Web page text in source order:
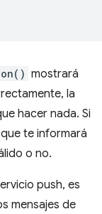
mostrará
la
hacer nada. Si
te informará
o no.
push, es
mensajes de